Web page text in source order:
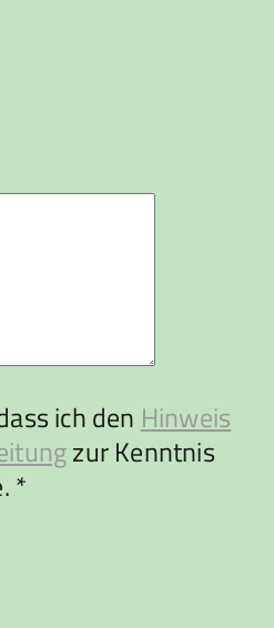
ich den Hinweis
zur Kenntnis
*
leer.